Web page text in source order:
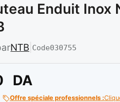
Enduit Inox
NTB Code030755
DA
Offre spéciale professionnels :